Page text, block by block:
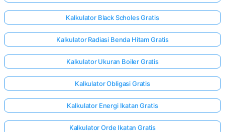
Kalkulator Black Scholes Gratis
Kalkulator Radiasi Benda Hitam Gratis
Kalkulator Ukuran Boiler Gratis
Kalkulator Obligasi Gratis
Kalkulator Energi Ikatan Gratis
Kalkulator Orde Ikatan Gratis